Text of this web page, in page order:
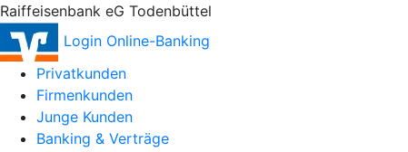
Raiffeisenbank eG Todenbüttel
Login Online-Banking
Privatkunden
Firmenkunden
Junge Kunden
Banking & Verträge